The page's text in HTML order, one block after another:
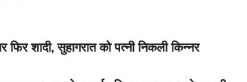
फिर शादी, सुहागरात को पत्नी निकली किन्नर